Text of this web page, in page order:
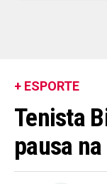
+ ESPORTE
Tenista
pausa